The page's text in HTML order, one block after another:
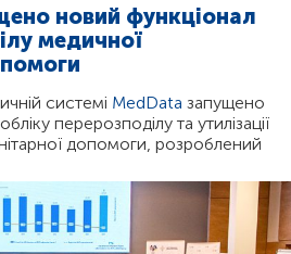
новий функціонал
медичної
системі MedData запущено
перерозподілу та утилізації
допомоги, розроблений